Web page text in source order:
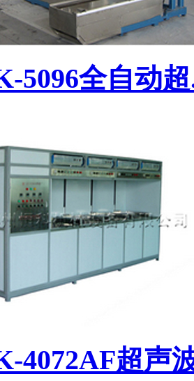
5096全自动
4072AF超声